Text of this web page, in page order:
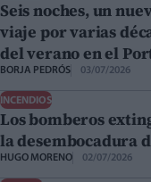
Seis noches, un
viaje por varias
del verano en el
BORJA PEDRÓS 03/07/2026
INCENDIOS
Los bomberos
la desembocadura
HUGO MORENO 02/07/2026